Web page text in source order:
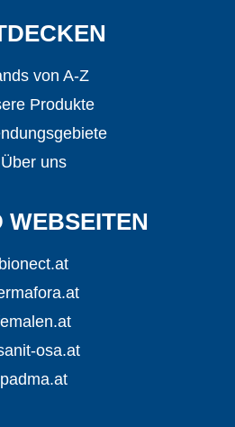
von A-Z
Produkte
Über uns
WEBSEITEN
bionect.at
osa.at
padma.at